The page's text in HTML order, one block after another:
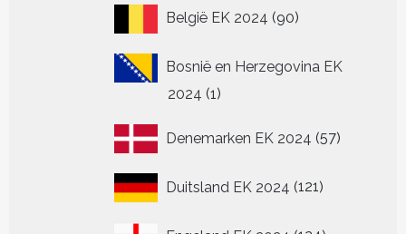
België EK 2024 9090
Bosnië en Herzegovina EK
2024 11
Denemarken EK 2024 5757
Duitsland EK 2024 121121